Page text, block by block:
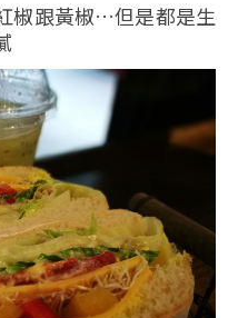
椒跟黃椒…但是都是生